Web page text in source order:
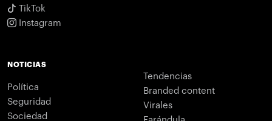
TikTok
Instagram
NOTICIAS
Política
Seguridad
Sociedad
Tendencias
Branded content
Virales